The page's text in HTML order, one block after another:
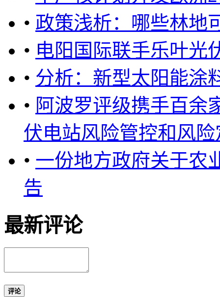
• 政策浅析：哪些林地
• 电阳国际联手乐叶光
• 分析：新型太阳能涂
• 阿波罗评级携手百余
伏电站风险管控和风险
• 一份地方政府关于农
告
最新评论
评论